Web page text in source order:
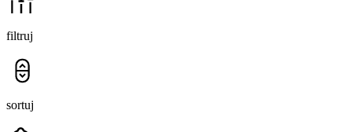
filtruj
sortuj